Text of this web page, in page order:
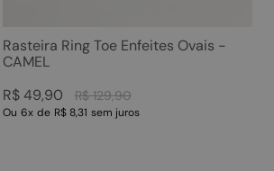
Rasteira Ring Toe Enfeites Ovais -
CAMEL
R$ 129,90
R$ 49,90
Ou 6x de R$ 8,31 sem juros